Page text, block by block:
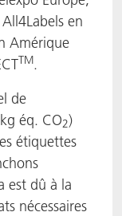
en
Amérique
TM.
de
éq. CO2)
étiquettes
est dû à la
nécessaires